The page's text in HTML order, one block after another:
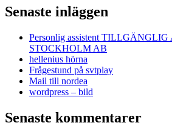
Senaste inläggen
Personlig assistent TILLGÄNGLIG
STOCKHOLM AB
hellenius hörna
Frågestund på svtplay
Mail till nordea
wordpress – bild
Senaste kommentarer